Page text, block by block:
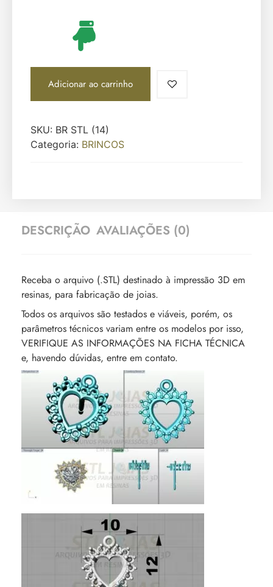
Adicionar ao carrinho
SKU: BR STL (14)
Categoria: BRINCOS
DESCRIÇÃO AVALIAÇÕES (0)
Receba o arquivo (.STL) destinado à impressão 3D em
resinas, para fabricação de joias.
Todos os arquivos são testados e viáveis, porém, os
parâmetros técnicos variam entre os modelos por isso,
VERIFIQUE AS INFORMAÇÕES NA FICHA TÉCNICA
e, havendo dúvidas, entre em contato.